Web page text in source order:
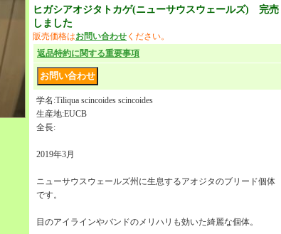
ヒガシアオジタトカゲ(ニューサウスウェールズ) 完売
しました
販売価格はお問い合わせ ください。
返品特約に関する重要事項
学名:Tiliqua scincoides scincoides
生産地:EUCB
全長:
2019年3月
ニューサウスウェールズ州に生息するアオジタのブリード個体
です。
目のアイラインやバンドのメリハリも効いた綺麗な個体。